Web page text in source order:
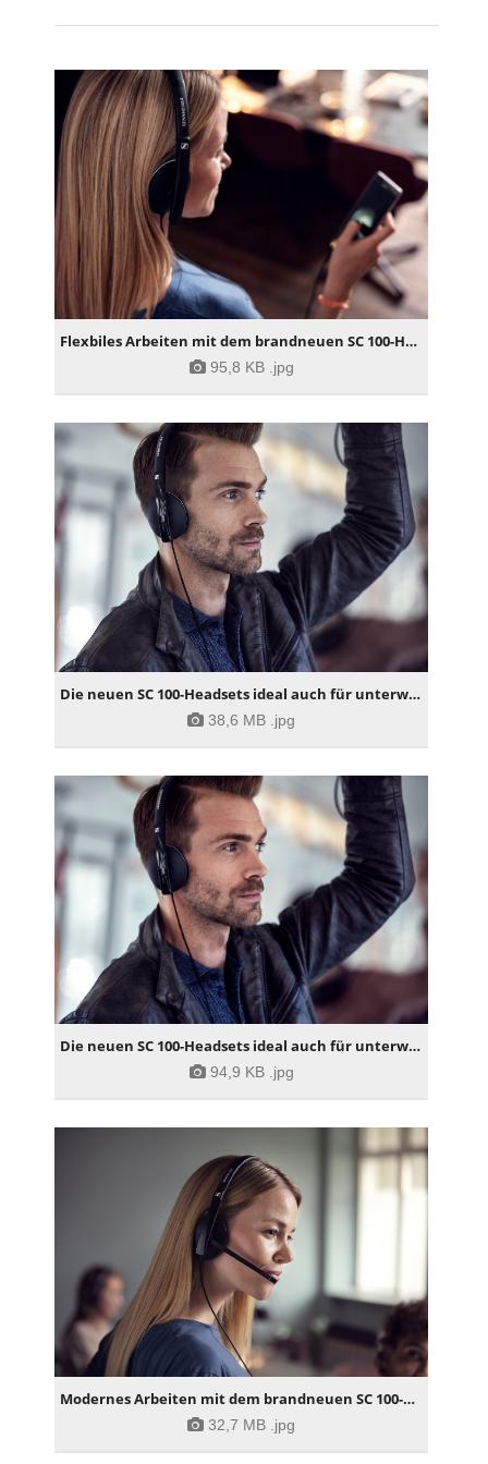
Flexbiles Arbeiten mit dem brandneuen SC 100-Headset
95,8 KB .jpg
Die neuen SC 100-Headsets ideal auch für unterwegs
38,6 MB .jpg
Die neuen SC 100-Headsets ideal auch für unterwegs
94,9 KB .jpg
Modernes Arbeiten mit dem brandneuen SC 100-Headset
32,7 MB .jpg